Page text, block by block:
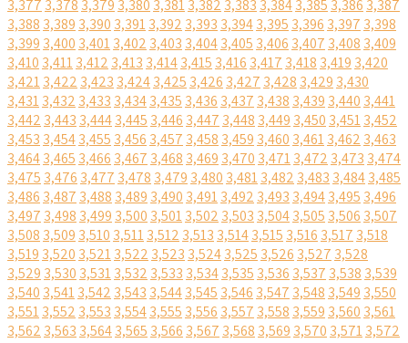
3,377 3,378 3,379 3,380 3,3813,382 3,383 3,3843,385 3,386 3,387
3,388 3,389 3,390 3,3913,392 3,393 3,3943,395 3,396 3,397 3,398
3,399 3,400 3,4013,402 3,403 3,4043,405 3,406 3,407 3,408 3,409
3,410 3,4113,412 3,413 3,4143,415 3,416 3,417 3,418 3,419 3,420
3,4213,422 3,423 3,4243,425 3,426 3,427 3,428 3,429 3,430
3,4313,432 3,433 3,4343,435 3,436 3,437 3,438 3,439 3,440 3,441
3,442 3,443 3,4443,445 3,446 3,447 3,448 3,449 3,450 3,4513,452
3,453 3,4543,455 3,456 3,457 3,458 3,459 3,460 3,4613,462 3,463
3,4643,465 3,466 3,467 3,468 3,469 3,470 3,4713,472 3,473 3,474
3,475 3,476 3,477 3,478 3,479 3,480 3,4813,482 3,483 3,4843,485
3,486 3,487 3,488 3,489 3,490 3,4913,492 3,493 3,4943,495 3,496
3,497 3,498 3,499 3,500 3,5013,502 3,503 3,5043,505 3,506 3,507
3,508 3,509 3,510 3,5113,512 3,513 3,5143,515 3,516 3,517 3,518
3,519 3,520 3,5213,522 3,523 3,5243,525 3,526 3,527 3,528
3,529 3,530 3,5313,532 3,533 3,5343,535 3,536 3,537 3,538 3,539
3,540 3,5413,542 3,543 3,5443,545 3,546 3,547 3,548 3,549 3,550
3,5513,552 3,553 3,5543,555 3,556 3,557 3,558 3,559 3,560 3,561
3,562 3,563 3,5643,565 3,566 3,567 3,568 3,569 3,570 3,5713,572